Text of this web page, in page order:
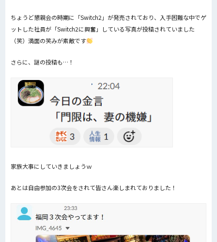
ちょうど懇親会の時期に「Switch2」が発売されており、入手困難な中でゲ
ットした社員が「Switch2に興奮」している写真が投稿されていました
（笑）満面の笑みが素敵です
さらに、謎の投稿も…！
家族大事にしていきましょうｗ
あとは自由参加の3次会をされて皆さん楽しまれておりました！